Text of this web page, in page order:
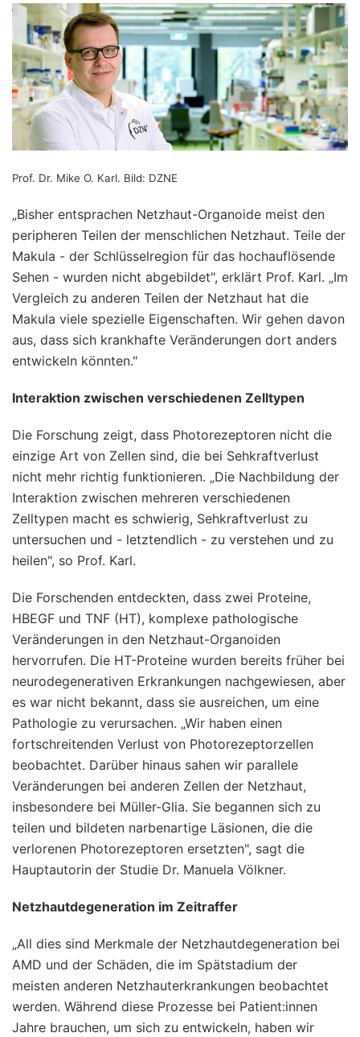
Prof. Dr. Mike O. Karl. Bild: DZNE
„Bisher entsprachen Netzhaut-Organoide meist den
peripheren Teilen der menschlichen Netzhaut. Teile der
Makula - der Schlüsselregion für das hochauflösende
Sehen - wurden nicht abgebildet", erklärt Prof. Karl. „Im
Vergleich zu anderen Teilen der Netzhaut hat die
Makula viele spezielle Eigenschaften. Wir gehen davon
aus, dass sich krankhafte Veränderungen dort anders
entwickeln könnten."
Interaktion zwischen verschiedenen Zelltypen
Die Forschung zeigt, dass Photorezeptoren nicht die
einzige Art von Zellen sind, die bei Sehkraftverlust
nicht mehr richtig funktionieren. „Die Nachbildung der
Interaktion zwischen mehreren verschiedenen
Zelltypen macht es schwierig, Sehkraftverlust zu
untersuchen und - letztendlich - zu verstehen und zu
heilen", so Prof. Karl.
Die Forschenden entdeckten, dass zwei Proteine,
HBEGF und TNF (HT), komplexe pathologische
Veränderungen in den Netzhaut-Organoiden
hervorrufen. Die HT-Proteine wurden bereits früher bei
neurodegenerativen Erkrankungen nachgewiesen, aber
es war nicht bekannt, dass sie ausreichen, um eine
Pathologie zu verursachen. „Wir haben einen
fortschreitenden Verlust von Photorezeptorzellen
beobachtet. Darüber hinaus sahen wir parallele
Veränderungen bei anderen Zellen der Netzhaut,
insbesondere bei Müller-Glia. Sie begannen sich zu
teilen und bildeten narbenartige Läsionen, die die
verlorenen Photorezeptoren ersetzten", sagt die
Hauptautorin der Studie Dr. Manuela Völkner.
Netzhautdegeneration im Zeitraffer
„All dies sind Merkmale der Netzhautdegeneration bei
AMD und der Schäden, die im Spätstadium der
meisten anderen Netzhauterkrankungen beobachtet
werden. Während diese Prozesse bei Patient:innen
Jahre brauchen, um sich zu entwickeln, haben wir